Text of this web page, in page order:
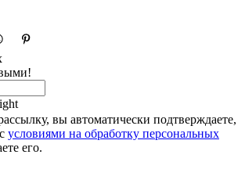
вы автоматически подтверждаете,
условиями на обработку персональных
его.